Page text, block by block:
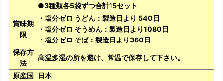
●3種類各5袋ずつ合計15セット
賞味期
限
・塩分ゼロ うどん：製造日より 540日
・塩分ゼロ そうめん：製造日より1080日
・塩分ゼロ そば：製造日より360日
保存方
法
高温多湿の所を避け、常温で保存して下さい。
原産国 日本